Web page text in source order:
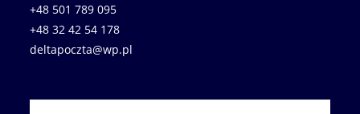
+48 501 789 095
+48 32 42 54 178
deltapoczta@wp.pl